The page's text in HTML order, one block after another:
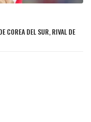
COREA DEL SUR, RIVAL DE